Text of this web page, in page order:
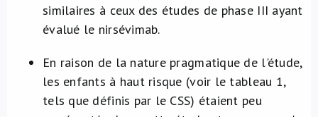
similaires à ceux des études de phase III ayant
évalué le nirsévimab.
En raison de la nature pragmatique de l'étude,
les enfants à haut risque (voir le tableau 1,
tels que définis par le CSS) étaient peu